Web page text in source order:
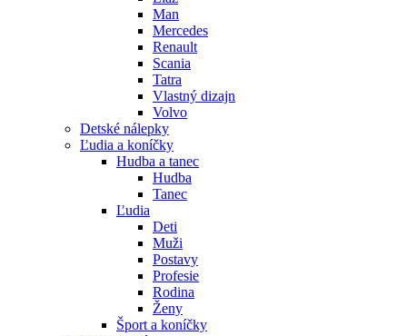
Man
Mercedes
Renault
Scania
Tatra
Vlastný dizajn
Volvo
Detské nálepky
Ľudia a koníčky
Hudba a tanec
Hudba
Tanec
Ľudia
Deti
Muži
Postavy
Profesie
Rodina
Ženy
Šport a koníčky